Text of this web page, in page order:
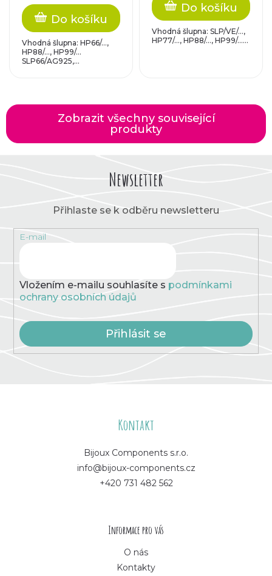
Do košíku
Vhodná šlupna: HP66/...,
HP88/..., HP99/...
SLP66/AG925,...
Do košíku
Vhodná šlupna: SLP/VE/...,
HP77/..., HP88/..., HP99/......
Zobrazit všechny související
produkty
Newsletter
Přihlaste se k odběru newsletteru
E-mail
Vložením e-mailu souhlasíte s podmínkami
ochrany osobních údajů
Přihlásit se
Kontakt
Bijoux Components s.r.o.
info@bijoux-components.cz
+420 731 482 562
Informace pro vás
O nás
Kontakty